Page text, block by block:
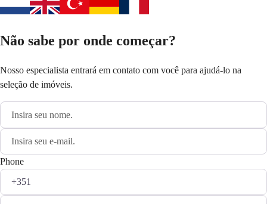
Não sabe por onde começar?
Nosso especialista entrará em contato com você para ajudá-lo na
seleção de imóveis.
Phone